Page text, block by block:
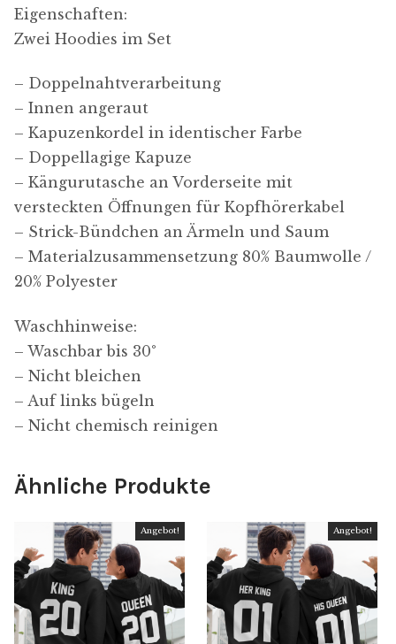
Eigenschaften:
Zwei Hoodies im Set
– Doppelnahtverarbeitung
– Innen angeraut
– Kapuzenkordel in identischer Farbe
– Doppellagige Kapuze
– Kängurutasche an Vorderseite mit
versteckten Öffnungen für Kopfhörerkabel
– Strick-Bündchen an Ärmeln und Saum
– Materialzusammensetzung 80% Baumwolle /
20% Polyester
Waschhinweise:
– Waschbar bis 30°
– Nicht bleichen
– Auf links bügeln
– Nicht chemisch reinigen
Ähnliche Produkte
Angebot! Angebot!